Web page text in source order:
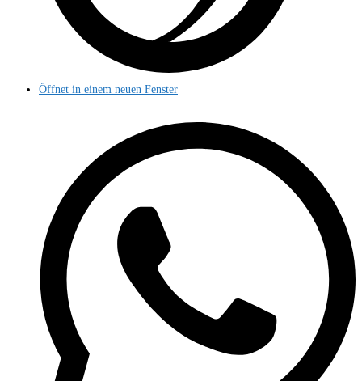
Öffnet in einem neuen Fenster